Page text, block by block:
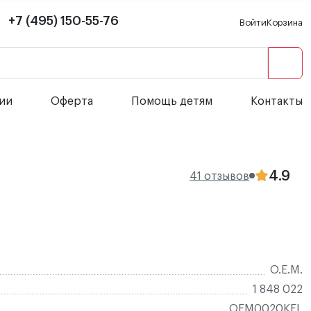
+7 (495) 150-55-76 ВойтиКорзина
Оферта Помощь детям Контакты
41 отзывов 4.9
O.E.M.
1 848 022